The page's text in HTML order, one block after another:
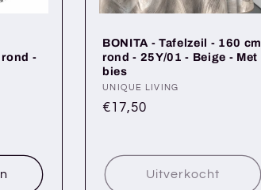
-
BONITA - Tafelzeil - 160 cm
rond - 25Y/01 - Beige - Met
bies
Verkoper:
UNIQUE LIVING
Normale
€17,50
Uitverkocht